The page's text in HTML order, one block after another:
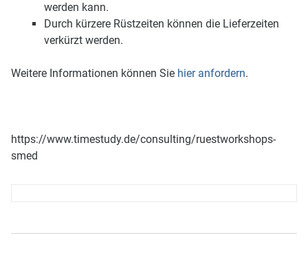
werden kann.
Durch kürzere Rüstzeiten können die Lieferzeiten
verkürzt werden.
Weitere Informationen können Sie hier anfordern.
https://www.timestudy.de/consulting/ruestworkshops-
smed